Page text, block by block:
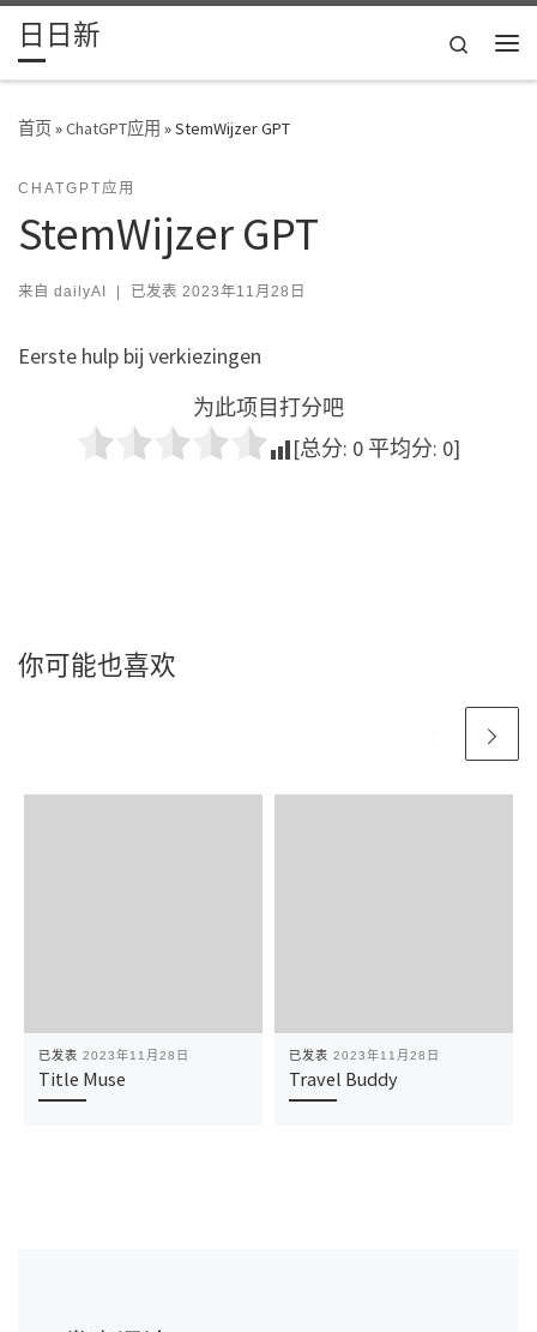
Skip to content
日日新
Search
首页»ChatGPT应用 »StemWijzer GPT
CHATGPT应用
StemWijzer GPT
来自 dailyAI | 已发表 2023年11月28日
Eerste hulp bij verkiezingen
为此项目打分吧
[总分: 0 平均分: 0]
你可能也喜欢
已发表 2023年11月28日
Title Muse
已发表 2023年11月28日
Travel Buddy